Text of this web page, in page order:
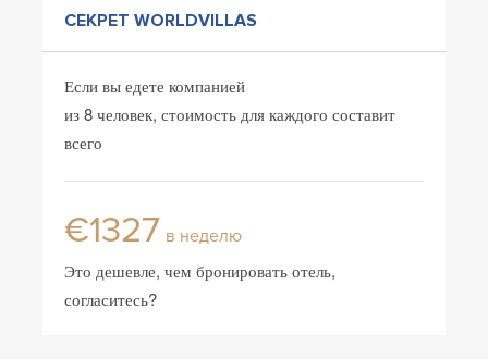
СЕКРЕТ WORLDVILLAS
Если вы едете компанией
из 8 человек, стоимость для каждого составит
всего
€1327 в неделю
Это дешевле, чем бронировать отель,
согласитесь?